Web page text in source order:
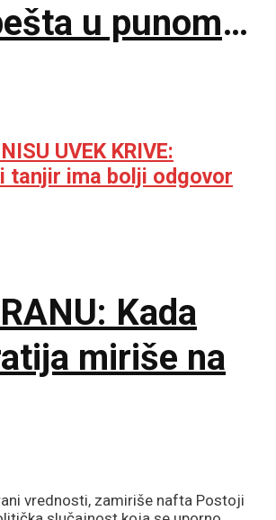
u punom
i pasoške
UVEK KRIVE:
tanjir ima bolji odgovor
Kada
miriše na
vrednosti, zamiriše nafta Postoji